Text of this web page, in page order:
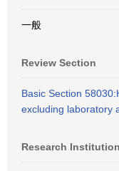
一般
Review Section
Basic Section
excluding laboratory
Research Institution